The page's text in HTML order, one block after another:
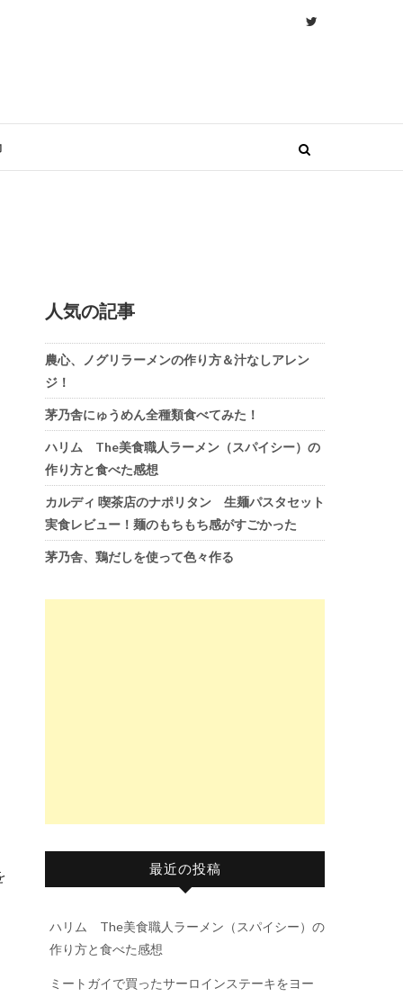
人気の記事
農心、ノグリラーメンの作り方＆汁なしアレン
ジ！
茅乃舎にゅうめん全種類食べてみた！
ハリム The美食職人ラーメン（スパイシー）の
作り方と食べた感想
カルディ 喫茶店のナポリタン 生麺パスタセット
実食レビュー！麺のもちもち感がすごかった
茅乃舎、鶏だしを使って色々作る
最近の投稿
ハリム The美食職人ラーメン（スパイシー）の
作り方と食べた感想
ミートガイで買ったサーロインステーキをヨー